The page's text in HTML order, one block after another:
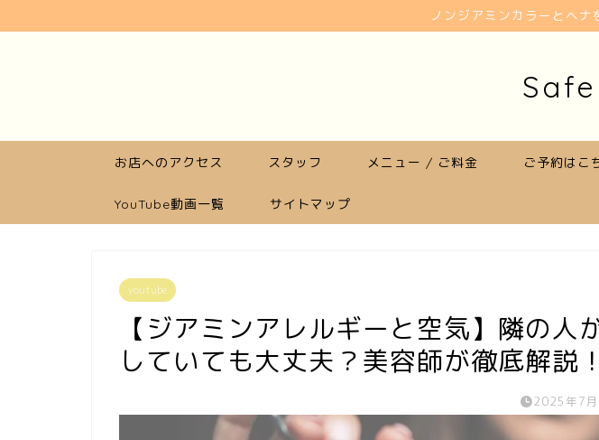
ノンジアミンカラーとヘナ
お店へのアクセス スタッフ メニュー / ご料金 ご予約はこ
YouTube動画一覧 サイトマップ
youtube
【ジアミンアレルギーと空気】隣の人
していても大丈夫？美容師が徹底解説！
2025年7